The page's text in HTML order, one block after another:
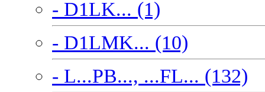
- D1LK... (1)
- D1LMK... (10)
- L...PB..., ...FL... (132)